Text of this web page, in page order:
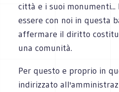
città e i suoi monumenti...
essere con noi in questa
affermare il diritto
una comunità.
Per questo e proprio in
indirizzato